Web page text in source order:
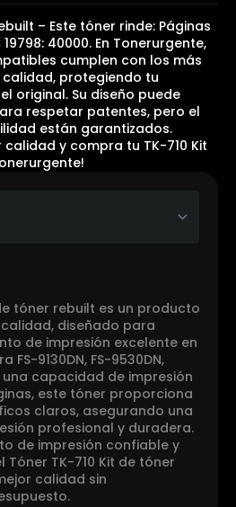
– Este tóner rinde: Páginas
40000. En Tonerurgente,
cumplen con los más
protegiendo tu
original. Su diseño puede
respetar patentes, pero el
están garantizados.
calidad y compra tu TK-710 Kit
tóner rebuilt es un producto
diseñado para
de impresión excelente en
FS-9130DN, FS-9530DN,
una capacidad de impresión
este tóner proporciona
claros, asegurando una
profesional y duradera.
de impresión confiable y
TK-710 Kit de tóner
calidad sin